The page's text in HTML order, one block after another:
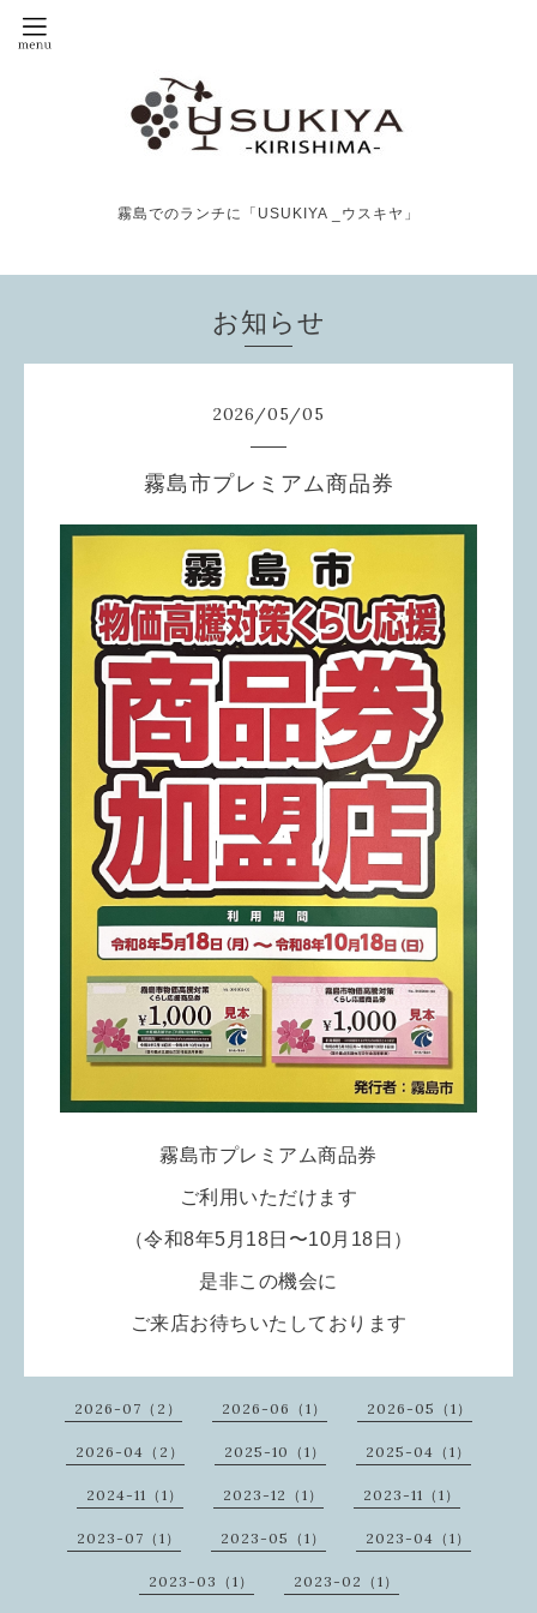
霧島でのランチに「USUKIYA _ウスキヤ」
お知らせ
2026/05/05
霧島市プレミアム商品券
霧島市プレミアム商品券
ご利用いただけます
（令和8年5月18日〜10月18日）
是非この機会に
ご来店お待ちいたしております
2026-07（2） 2026-06（1） 2026-05（1）
2026-04（2） 2025-10（1） 2025-04（1）
2024-11（1） 2023-12（1） 2023-11（1）
2023-07（1） 2023-05（1） 2023-04（1）
2023-03（1） 2023-02（1）